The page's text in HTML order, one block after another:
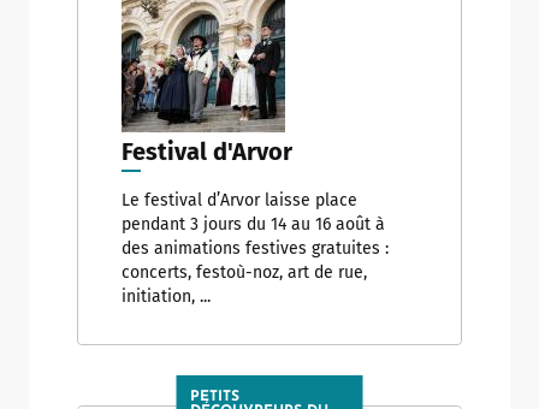
Festival d'Arvor
Le festival d’Arvor laisse place
pendant 3 jours du 14 au 16 août à
des animations festives gratuites :
concerts, festoù-noz, art de rue,
initiation, ...
PETITS